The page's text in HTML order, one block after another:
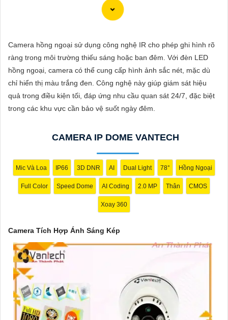
VẤN
DỊCH
VỤ
Camera hồng ngoại sử dụng công nghệ IR cho phép ghi hình rõ
ràng trong môi trường thiếu sáng hoặc ban đêm. Với đèn LED
hồng ngoại, camera có thể cung cấp hình ảnh sắc nét, mặc dù
chỉ hiển thị màu trắng đen. Công nghệ này giúp giám sát hiệu
quả trong điều kiện tối, đáp ứng nhu cầu quan sát 24/7, đặc biệt
trong các khu vực cần bảo vệ suốt ngày đêm.
CAMERA IP DOME VANTECH
Mic Và Loa IP66 3D DNR AI Dual Light 78° Hồng Ngoại
Full Color Speed Dome AI Coding 2.0 MP Thân CMOS
Xoay 360
Camera Tích Hợp Ánh Sáng Kép